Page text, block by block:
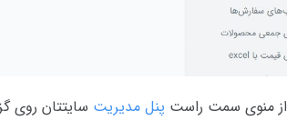
از منوی سمت راست پنل مدیریت سایتتان روی